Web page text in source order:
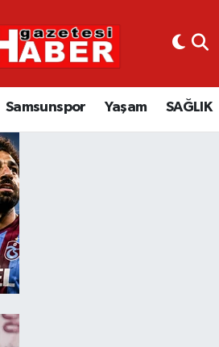
Samsunspor Yaşam SAĞLIK